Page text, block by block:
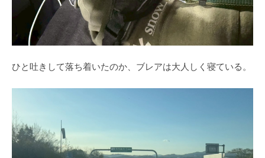
ひと吐きして落ち着いたのか、ブレアは大人しく寝ている。